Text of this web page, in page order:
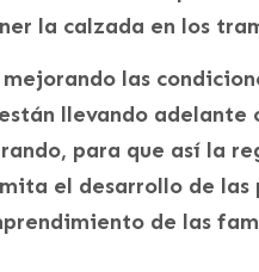
la calzada en los
las
llevando
para que así la
el desarrollo de
de las